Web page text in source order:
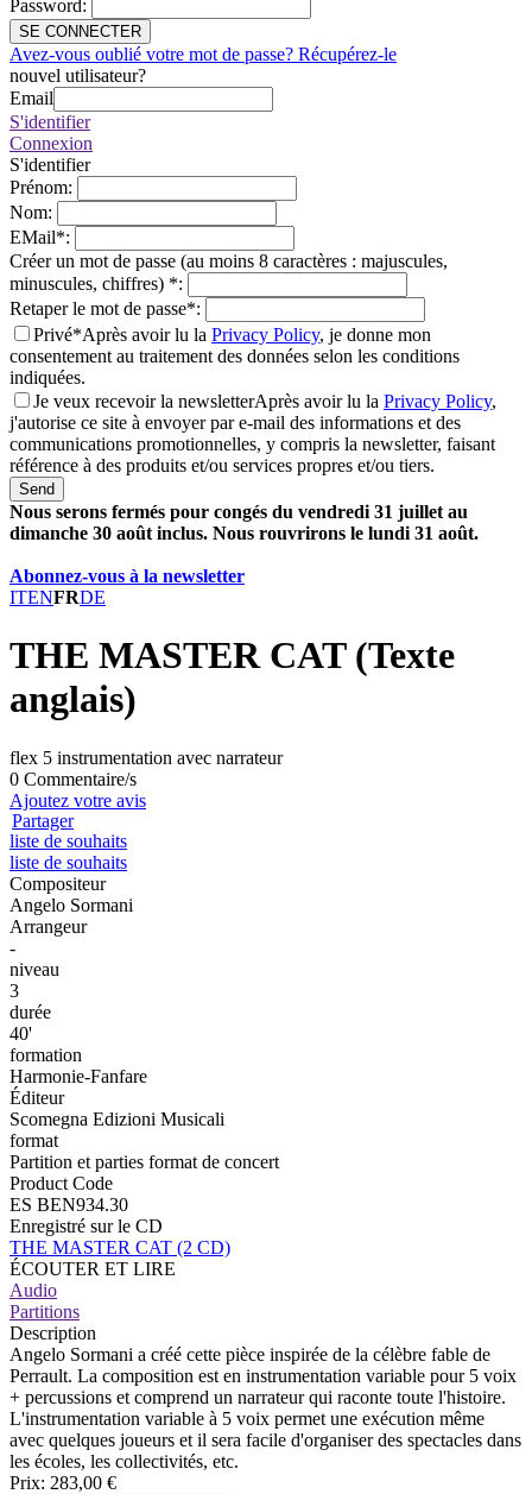
Password:
SE CONNECTER
Avez-vous oublié votre mot de passe? Récupérez-le
nouvel utilisateur?
Email
S'identifier
Connexion
S'identifier
Prénom:
Nom:
EMail*:
Créer un mot de passe (au moins 8 caractères : majuscules,
minuscules, chiffres) *:
Retaper le mot de passe*:
Privé*Après avoir lu la Privacy Policy, je donne mon
consentement au traitement des données selon les conditions
indiquées.
Je veux recevoir la newsletterAprès avoir lu la Privacy Policy,
j'autorise ce site à envoyer par e-mail des informations et des
communications promotionnelles, y compris la newsletter, faisant
référence à des produits et/ou services propres et/ou tiers.
Send
Nous serons fermés pour congés du vendredi 31 juillet au
dimanche 30 août inclus. Nous rouvrirons le lundi 31 août.
Abonnez-vous à la newsletter
ITENFRDE
THE MASTER CAT (Texte
anglais)
flex 5 instrumentation avec narrateur
0 Commentaire/s
Ajoutez votre avis
Partager
liste de souhaits
liste de souhaits
Compositeur
Angelo Sormani
Arrangeur
-
niveau
3
durée
40'
formation
Harmonie-Fanfare
Éditeur
Scomegna Edizioni Musicali
format
Partition et parties format de concert
Product Code
ES BEN934.30
Enregistré sur le CD
THE MASTER CAT (2 CD)
ÉCOUTER ET LIRE
Audio
Partitions
Description
Angelo Sormani a créé cette pièce inspirée de la célèbre fable de
Perrault. La composition est en instrumentation variable pour 5 voix
+ percussions et comprend un narrateur qui raconte toute l'histoire.
L'instrumentation variable à 5 voix permet une exécution même
avec quelques joueurs et il sera facile d'organiser des spectacles dans
les écoles, les collectivités, etc.
Prix: 283,00 €